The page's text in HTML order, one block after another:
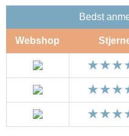
Bedst
Webshop